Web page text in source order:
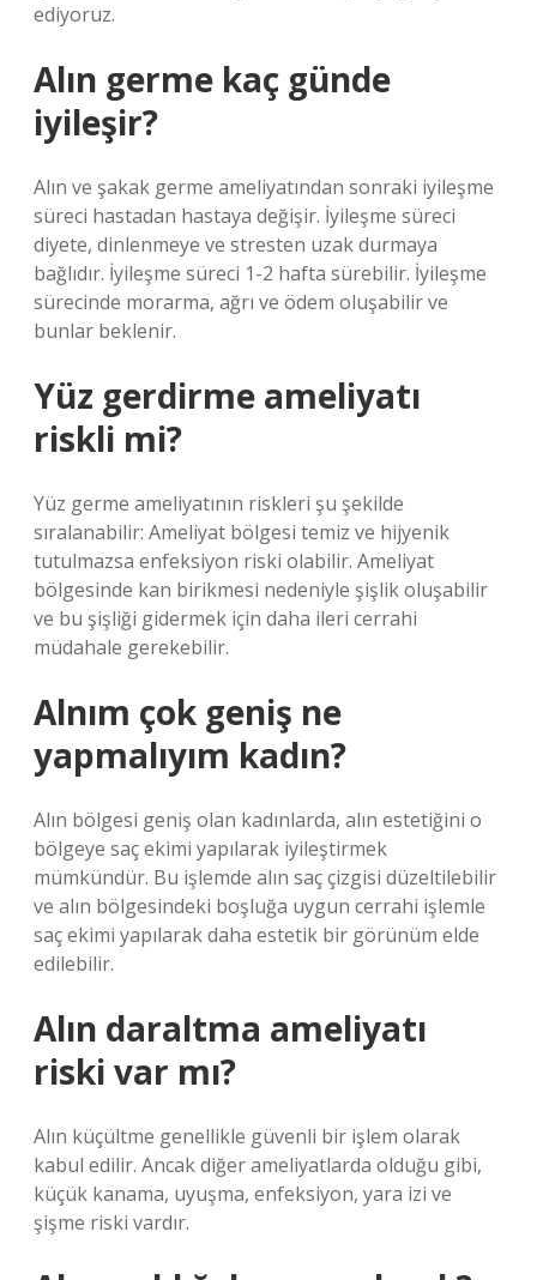
ediyoruz.
Alın germe kaç günde
iyileşir?
Alın ve şakak germe ameliyatından sonraki iyileşme
süreci hastadan hastaya değişir. İyileşme süreci
diyete, dinlenmeye ve stresten uzak durmaya
bağlıdır. İyileşme süreci 1-2 hafta sürebilir. İyileşme
sürecinde morarma, ağrı ve ödem oluşabilir ve
bunlar beklenir.
Yüz gerdirme ameliyatı
riskli mi?
Yüz germe ameliyatının riskleri şu şekilde
sıralanabilir: Ameliyat bölgesi temiz ve hijyenik
tutulmazsa enfeksiyon riski olabilir. Ameliyat
bölgesinde kan birikmesi nedeniyle şişlik oluşabilir
ve bu şişliği gidermek için daha ileri cerrahi
müdahale gerekebilir.
Alnım çok geniş ne
yapmalıyım kadın?
Alın bölgesi geniş olan kadınlarda, alın estetiğini o
bölgeye saç ekimi yapılarak iyileştirmek
mümkündür. Bu işlemde alın saç çizgisi düzeltilebilir
ve alın bölgesindeki boşluğa uygun cerrahi işlemle
saç ekimi yapılarak daha estetik bir görünüm elde
edilebilir.
Alın daraltma ameliyatı
riski var mı?
Alın küçültme genellikle güvenli bir işlem olarak
kabul edilir. Ancak diğer ameliyatlarda olduğu gibi,
küçük kanama, uyuşma, enfeksiyon, yara izi ve
şişme riski vardır.